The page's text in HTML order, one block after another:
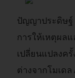
ปัญญาประดิษฐ์
การให้เหตุผล
เปลี่ยนแปลงค
ต่างจากโมเด